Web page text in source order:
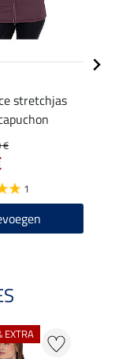
stretchjas
€
1
EXTRA